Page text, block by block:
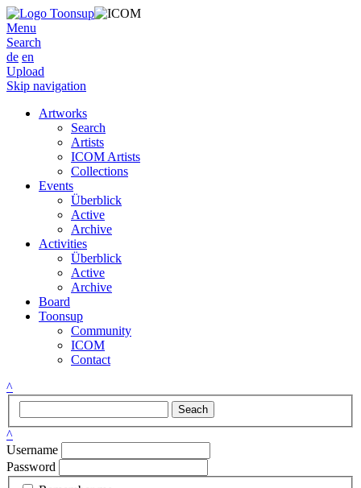
Menu
Search
de en
Upload
Skip navigation
Artworks
Search
Artists
ICOM Artists
Collections
Events
Überblick
Active
Archive
Activities
Überblick
Active
Archive
Board
Toonsup
Community
ICOM
Contact
^
Seach
^
Username
Password